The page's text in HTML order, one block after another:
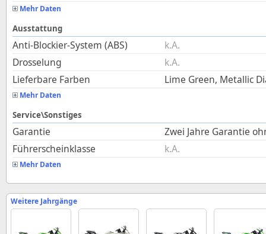
Mehr Daten
Ausstattung
Anti-Blockier-System (ABS)
k.A.
Drosselung
k.A.
Lieferbare Farben
Lime Green, Metallic
Mehr Daten
Service\Sonstiges
Garantie
Zwei Jahre Garantie
Führerscheinklasse
k.A.
Mehr Daten
Weitere Jahrgänge